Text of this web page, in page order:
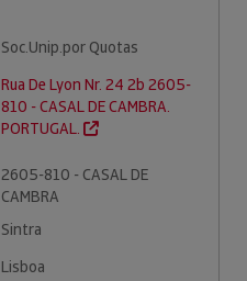
Soc.Unip.por Quotas
Rua De Lyon Nr. 24 2b 2605-
810 - CASAL DE CAMBRA.
PORTUGAL.
2605-810 - CASAL DE
CAMBRA
Sintra
Lisboa